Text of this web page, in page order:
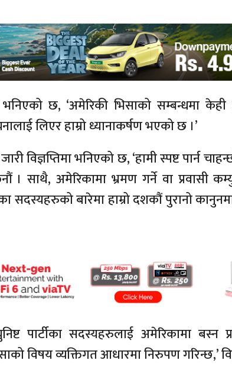
भनिएको छ, ‘अमेरिकी भिसाको सम्बन्धमा
लिएर हाम्रो ध्यानाकर्षण भएको छ ।’
विज्ञप्तिमा भनिएको छ, ‘हामी स्पष्ट पार्न
। साथै, अमेरिकामा भ्रमण गर्ने वा प्रवासी
सदस्यहरुको बारेमा हाम्रो दशकौं पुरानो
पार्टीका सदस्यहरुलाई अमेरिकामा बस्न
विषय व्यक्तिगत आधारमा निरुपण गरिन्छ,’